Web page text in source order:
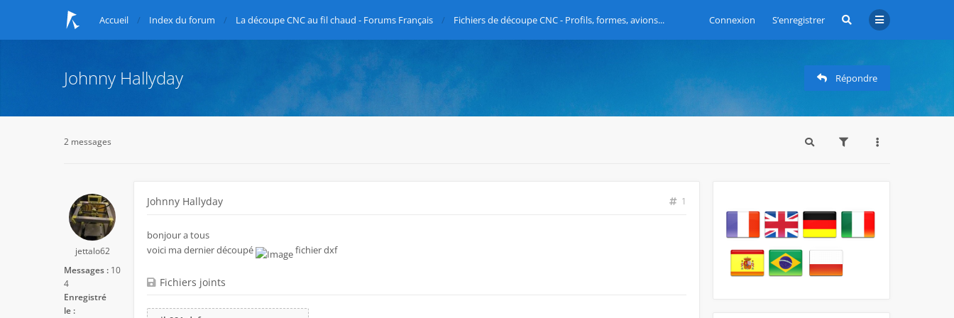
Connexion S’enregistrer
Accueil Index du forum La découpe CNC au fil chaud - Forums Français Fichiers de découpe CNC - Profils, formes, avions...
Johnny Hallyday Répondre
2 messages
jettalo62
Messages : 10
4
Enregistré
le :
Johnny Hallyday 1
bonjour a tous
voici ma dernier découpé
fichier dxf
Fichiers joints